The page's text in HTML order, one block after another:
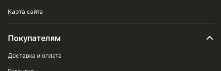
Карта сайта
Покупателям
Доставка и оплата